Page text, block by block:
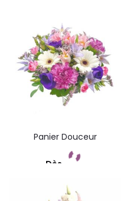
Panier Douceur
Dès
Commandez